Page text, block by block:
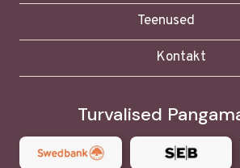
Teenused
Kontakt
Turvalised